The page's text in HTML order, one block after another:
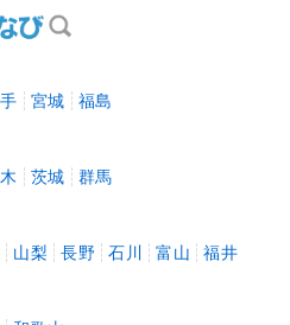
宮城 福島
茨城 群馬
山梨 長野 石川 富山 福井